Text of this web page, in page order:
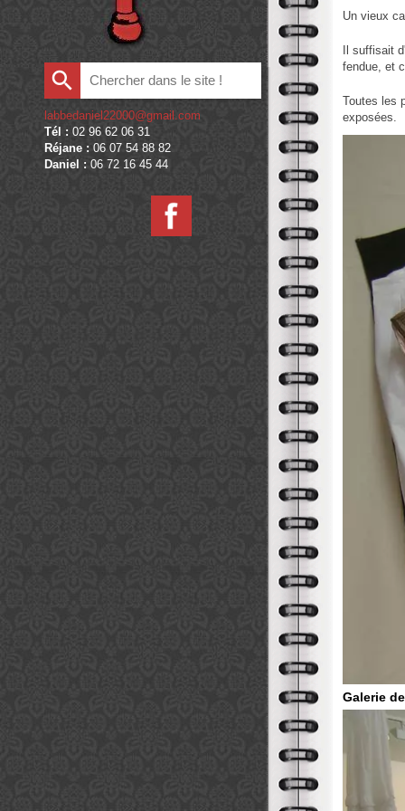
labbedaniel22000@gmail.com
Tél : 02 96 62 06 31
Réjane : 06 07 54 88 82
Daniel : 06 72 16 45 44
Un vieux
Il suffisait
fendue, et
Toutes les
exposées.
Galerie